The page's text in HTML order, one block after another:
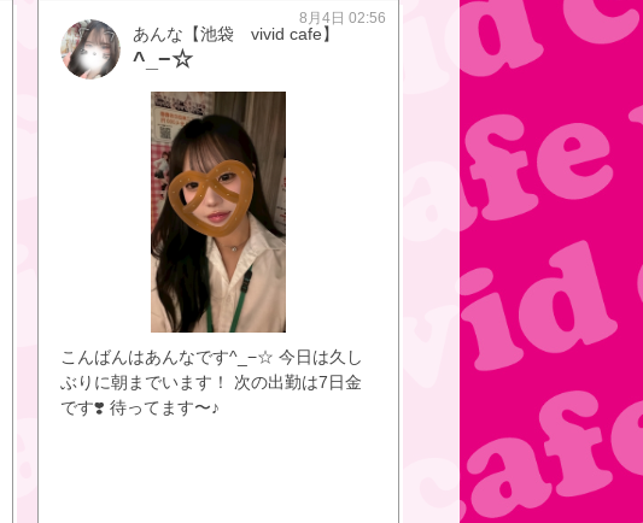
しなもんすきなのしってたからくじびき
たくさんしてくれてもってきてくれてあ
りがとう😭🩵全部ぐっずがかぶってない
のすごい ……！🩵🩵たいせつにするね
ー！ ᐡ⸝⸝> ̫ <⸝⸝ᐡ🗝️💫💯💮💫💫8月もあえる
といいな (´∩ω∩｀)─♡⤴️💕💕🍉◝✩ ∴∵∴ ୨୧
∴∵∴ ୨୧ ∴∵∴ ୨୧ ∴∵∴ ∴∵∴ ୨୧ ∴∵∴ ୨୧ ∴∵∴ ୨୧
∴∵∴ ちょーひさしぶりのおにいさん💛💛
💛💛💛ひさしぶりのであいがびびかふぇ
なんて😻💕おにいさんもびっくりしてて
おもろかった🤣１年半ぶりだったよ🙀🙀
🙀やばい🙀🙀🙀🙀あえてうれしかったよ
ー🥹💕あんなに酔っ払いおにいさんはじ
にあいにきてーーー ( ♡‧̫♡ )👍🏻💫💛 ∴∵∴
୨୧ ∴∵∴ ୨୧ ∴∵∴ ୨୧ ∴∵∴ 浴衣いべんとでた
かった 😭😭😭😭😭😭用事あってしゅっ
あんな【池袋 vivid cafe】
^_−☆
8月4日 02:56
こんばんはあんなです^_−☆ 今日は久し
ぶりに朝までいます！ 次の出勤は7日金
です❣️ 待ってます〜♪